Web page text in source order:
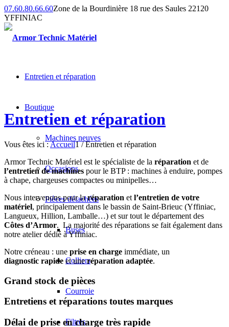
07.60.80.66.60Zone de la Bourdinière 18 rue des Saules 22120
YFFINIAC
Entretien et réparation
Boutique
Machines neuves
Occasions
Pièces détachées
Buses
Colliers
Courroie
Filtres
Entretien et réparation
Vous êtes ici :Accueil1 / Entretien et réparation
Armor Technic Matériel est le spécialiste de la réparation et de
l’entretien de machines pour le BTP : machines à enduire, pompes
à chape, chargeuses compactes ou minipelles…
Nous intervenons pour laréparation et l’entretien de votre
matériel, principalement dans le bassin de Saint-Brieuc (Yffiniac,
Langueux, Hillion, Lamballe…) et sur tout le département des
Côtes d’Armor. La majorité des réparations se fait également dans
notre atelier dédié à Yffiniac.
Notre créneau : une prise en charge immédiate, un
diagnostic rapide et uneréparation adaptée.
Grand stock de pièces
Entretiens et réparations toutes marques
Délai de prise en charge très rapide